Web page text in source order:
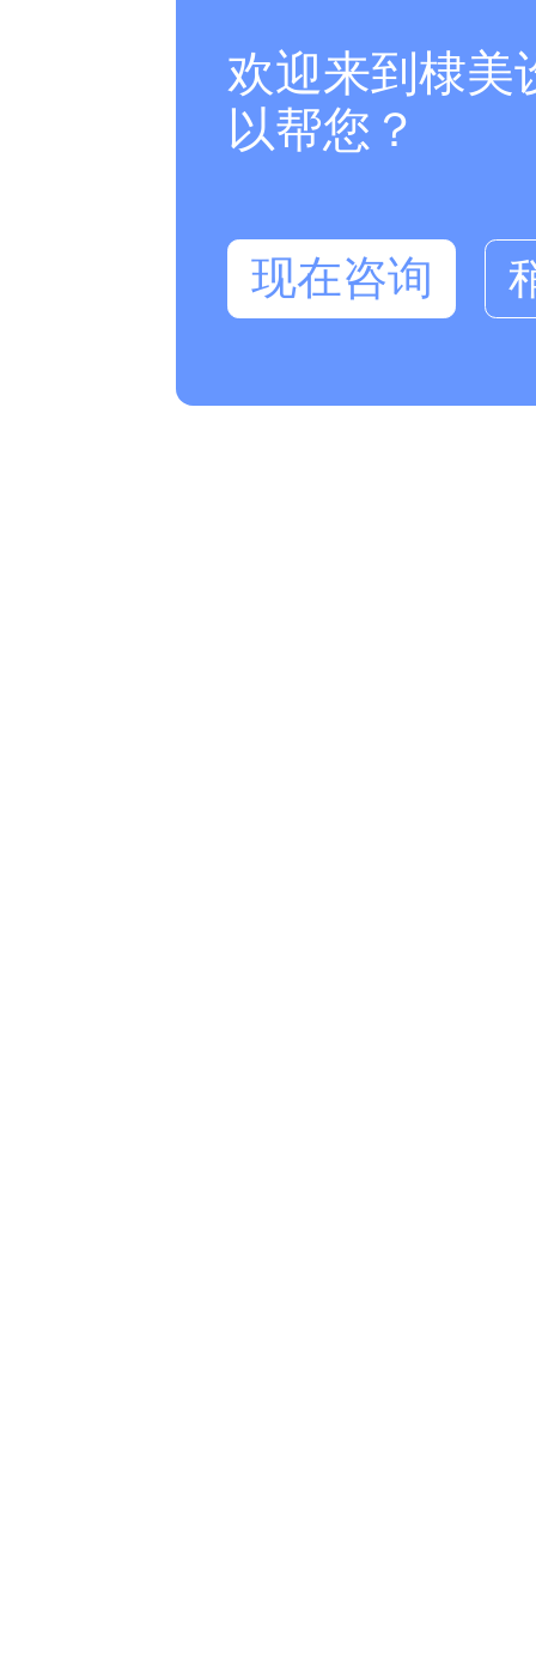
欢迎来到棣美
以帮您？
现在咨询